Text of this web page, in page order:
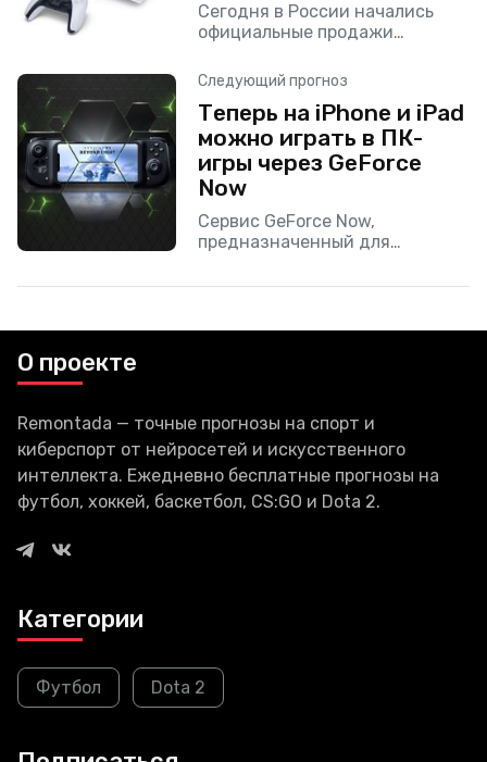
Сегодня в России начались
официальные продажи
российские покупатели уже
успели столкнуться с
проблемами при получении
консолей нового поколения.
Все приставки разошлись
Следующий прогноз
Теперь на iPhone и iPad
можно играть в ПК-
игры через GeForce
Now
Сервис GeForce Now,
предназначенный для
добрался до iPhone и iPad. С
О проекте
Remontada — точные прогнозы на спорт и
киберспорт от нейросетей и искусственного
интеллекта. Ежедневно бесплатные прогнозы на
футбол, хоккей, баскетбол, CS:GO и Dota 2.
Категории
Футбол Dota 2